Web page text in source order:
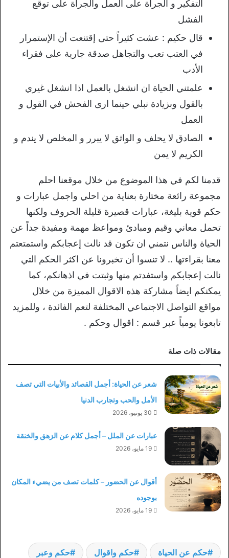
التفكير و الجراة على العمل والجراة على توقع
الفشل
قال حكيم : عشت كثيراً حتى إقتنعت أن الإستمرار
في العتب تعب والتجاهل صدقة جارية على فقراء
الأدب
علمتني الحياة ان انشغل بالعمل اذا انشغل غيري
بالقول وبزيادة نبلي حينما ارى الفحش في القول و
العمل
الصادق لا يحلف و الواثق لا يبرر و المخلص لا يندم و
الكريم لا يمن
قدمنا لكم في هذا الموضوع من خلال موقعنا احلم
مجموعة رائعة مختارة بعناية من احلي واجمل عبارات و
حكم قوية بليغة، عبارات قصيرة قليلة الحروف ولكنها
تحمل معاني وقيم ومبادئ ومواعظ مهمة ومفيدة جداً عن
الحياة والناس نتمني ان تكون قد نالت إعجابكم واستمتعتم
معنا بقراءتها .. لا تنسوا أن تخبرونا عن اكثر الحكم التي
نالت إعجابكم واستفدتم منها وثبتت في اذهانكم، كما
يمكنكم ايضاً مشاركة هذه الاقوال المميزة من خلال
مواقع التواصل الاجتماعي المختلفة لتعم الفائدة ، وللمزيد
تابعونا يومياً عبر قسم : اقوال وحكم .
مقالات ذات صلة
شعر عن الحياة: أجمل القصائد والأبيات التي تصف
الأمل والحب وتجارب الدنيا
30 يونيو، 2026
عبارات عن الملل – أجمل كلام عن الزهق والخنقة
19 مايو، 2026
أقوال عن الحضور – كلمات تصف من يضيء المكان
بوجوده
19 مايو، 2026
حكم عن الحياة حكم واقوال حكم وعبر